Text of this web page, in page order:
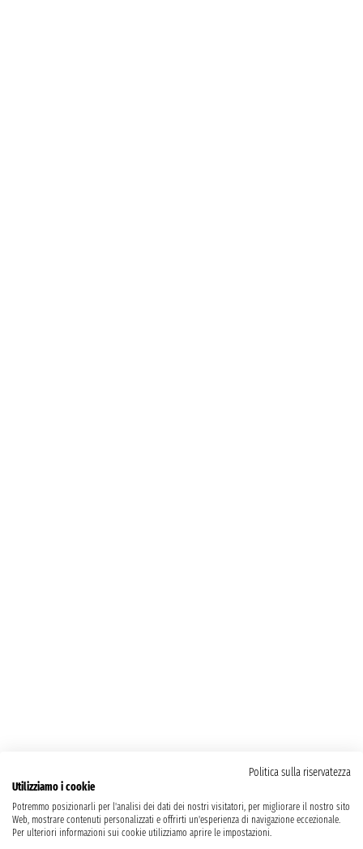
Politica sulla riservatezza
Utilizziamo i cookie
Potremmo posizionarli per l'analisi dei dati dei nostri visitatori, per migliorare il nostro sito
Web, mostrare contenuti personalizzati e offrirti un'esperienza di navigazione eccezionale.
Per ulteriori informazioni sui cookie utilizziamo aprire le impostazioni.